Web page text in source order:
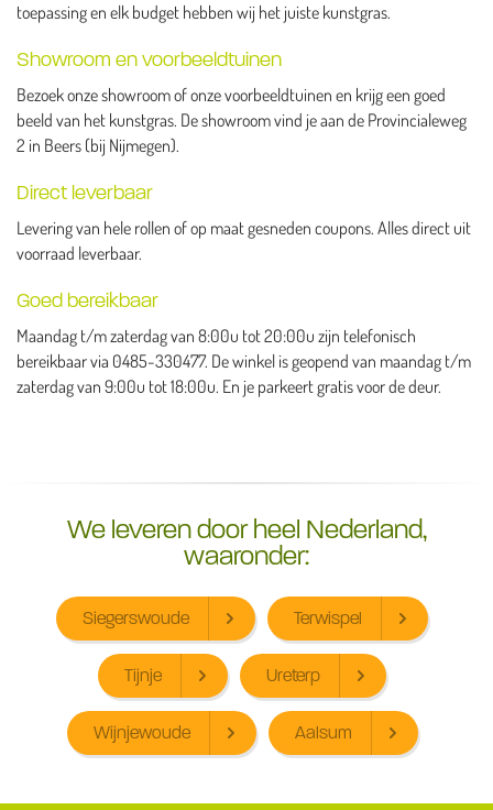
toepassing en elk budget hebben wij het juiste kunstgras.
Showroom en voorbeeldtuinen
Bezoek onze showroom of onze voorbeeldtuinen en krijg een goed
beeld van het kunstgras. De showroom vind je aan de Provincialeweg
2 in Beers (bij Nijmegen).
Direct leverbaar
Levering van hele rollen of op maat gesneden coupons. Alles direct uit
voorraad leverbaar.
Goed bereikbaar
Maandag t/m zaterdag van 8:00u tot 20:00u zijn telefonisch
bereikbaar via 0485-330477. De winkel is geopend van maandag t/m
zaterdag van 9:00u tot 18:00u. En je parkeert gratis voor de deur.
We leveren door heel Nederland,
waaronder:
Siegerswoude Terwispel
Tijnje Ureterp
Wijnjewoude Aalsum